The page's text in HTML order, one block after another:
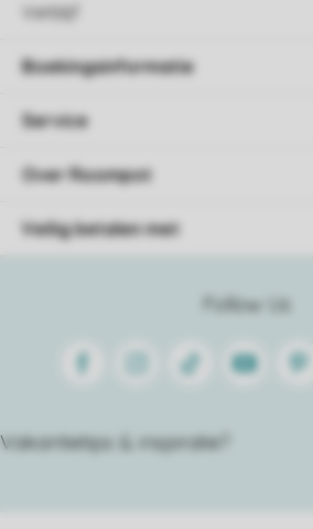
Verblijf
Follow Us
FacebookInstagram
Tiktok Youtube
Vakantietips & inspiratie?
Boekingsinformatie
Service
Over Roompot
Veilig betalen met